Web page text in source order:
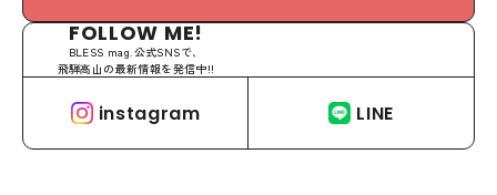
FOLLOW ME!
BLESS mag.公式SNSで、
飛騨高山の最新情報を発信中!!
instagram LINE